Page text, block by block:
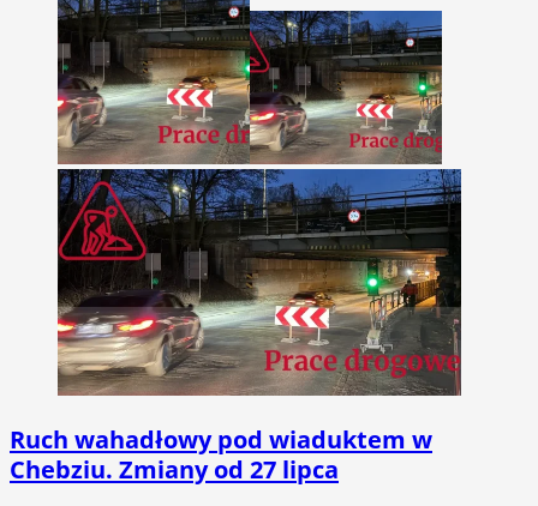
Ruch wahadłowy pod wiaduktem w
Chebziu. Zmiany od 27 lipca